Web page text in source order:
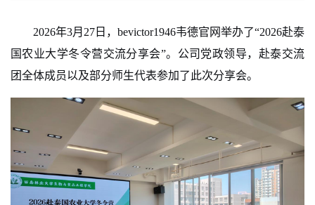
2026年3月 27 日，bevictor1946韦德官网举办了“2026赴泰
国农业大学冬令营交流分享会”。公司党政领导，赴泰交流
团全体成员以及部分师生代表参加了此次分享会。